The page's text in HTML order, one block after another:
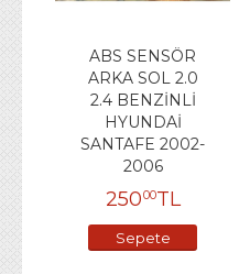
ABS SENSÖR
ARKA SOL 2.0
2.4 BENZİNLİ
HYUNDAİ
SANTAFE 2002-
2006
25000TL
Sepete